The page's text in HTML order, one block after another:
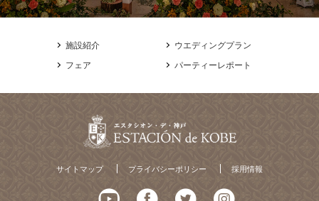
施設紹介
ウエディングプラン
フェア
パーティーレポート
サイトマップ プライバシーポリシー 採用情報